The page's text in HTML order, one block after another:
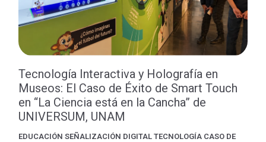
Tecnología Interactiva y Holografía en
Museos: El Caso de Éxito de Smart Touch
en “La Ciencia está en la Cancha” de
UNIVERSUM, UNAM
EDUCACIÓN SEÑALIZACIÓN DIGITAL TECNOLOGÍA CASO DE